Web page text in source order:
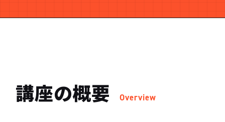
講座の概要 Overview